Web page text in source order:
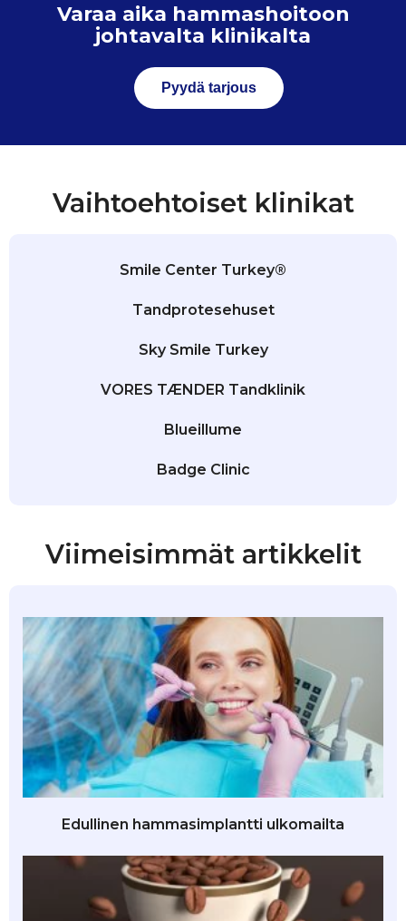
Varaa aika hammashoitoon
johtavalta klinikalta
Pyydä tarjous
Vaihtoehtoiset klinikat
Smile Center Turkey®
Tandprotesehuset
Sky Smile Turkey
VORES TÆNDER Tandklinik
Blueillume
Badge Clinic
Viimeisimmät artikkelit
Edullinen hammasimplantti ulkomailta